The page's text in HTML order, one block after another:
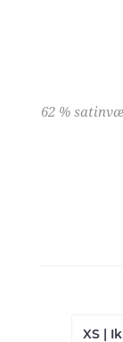
62 %